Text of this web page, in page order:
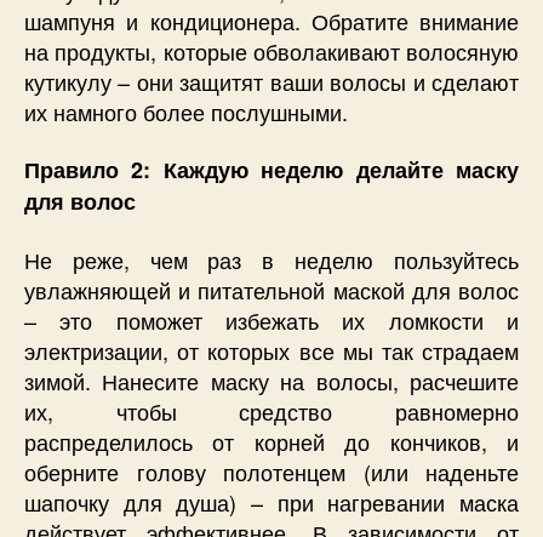
шампуня и кондиционера. Обратите внимание
на продукты, которые обволакивают волосяную
кутикулу – они защитят ваши волосы и сделают
их намного более послушными.
Правило 2: Каждую неделю делайте маску
для волос
Не реже, чем раз в неделю пользуйтесь
увлажняющей и питательной маской для волос
– это поможет избежать их ломкости и
электризации, от которых все мы так страдаем
зимой. Нанесите маску на волосы, расчешите
их, чтобы средство равномерно
распределилось от корней до кончиков, и
оберните голову полотенцем (или наденьте
шапочку для душа) – при нагревании маска